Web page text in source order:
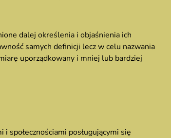
dalej określenia i objaśnienia ich
samych definicji lecz w celu nazwania
uporządkowany i mniej lub bardziej
posługującymi się